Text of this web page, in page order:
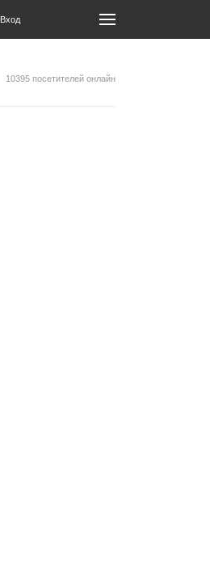
Вход
10395 посетителей онлайн